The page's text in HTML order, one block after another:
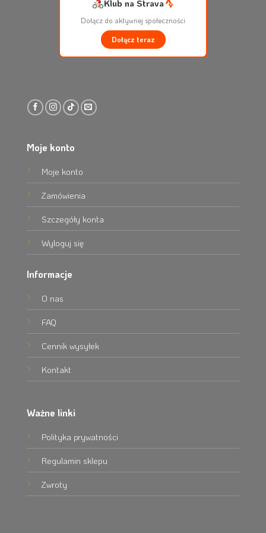
Klub na Strava
Dołącz do aktywnej społeczności
Dołącz teraz
Moje konto
Moje konto
Zamówienia
Szczegóły konta
Wyloguj się
Informacje
O nas
FAQ
Cennik wysyłek
Kontakt
Ważne linki
Polityka prywatności
Regulamin sklepu
Zwroty